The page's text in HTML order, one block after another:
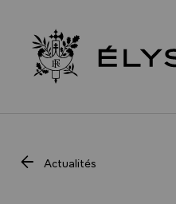
Retour à l’accueil Élysée
Actualités